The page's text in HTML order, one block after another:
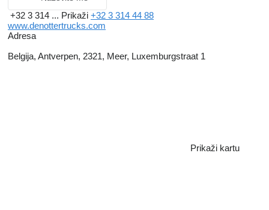
+32 3 314 ... Prikaži +32 3 314 44 88
www.denottertrucks.com
Adresa
Belgija, Antverpen, 2321, Meer, Luxemburgstraat 1
Prikaži kartu